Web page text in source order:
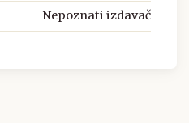
Nepoznati izdavač